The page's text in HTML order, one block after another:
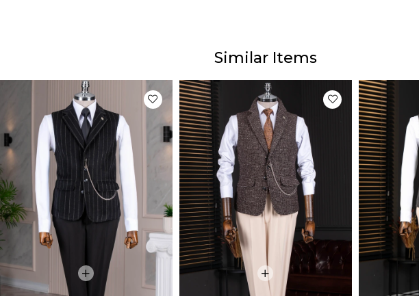
Similar Items